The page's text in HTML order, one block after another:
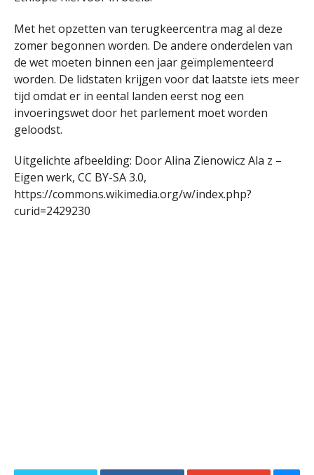
Met het opzetten van terugkeercentra mag al deze
zomer begonnen worden. De andere onderdelen van
de wet moeten binnen een jaar geïmplementeerd
worden. De lidstaten krijgen voor dat laatste iets meer
tijd omdat er in eental landen eerst nog een
invoeringswet door het parlement moet worden
geloodst.
Uitgelichte afbeelding: Door Alina Zienowicz Ala z –
Eigen werk, CC BY-SA 3.0,
https://commons.wikimedia.org/w/index.php?
curid=2429230